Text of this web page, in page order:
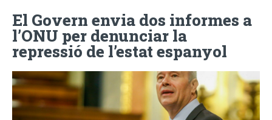
El Govern envia dos informes a
l’ONU per denunciar la
repressió de l’estat espanyol